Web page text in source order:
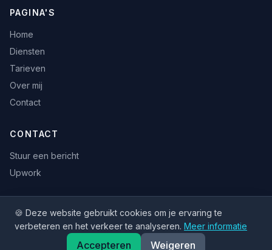
🍪 Deze website gebruikt cookies om je ervaring te
verbeteren en het verkeer te analyseren. Meer informatie
Accepteren Weigeren
PAGINA'S
Home
Diensten
Tarieven
Over mij
Contact
CONTACT
Stuur een bericht
Upwork
© 2026 Etienne Gozems. Alle rechten voorbehouden.
English